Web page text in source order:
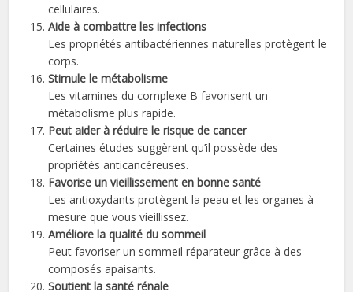
cellulaires.
Aide à combattre les infections
Les propriétés antibactériennes naturelles protègent le
corps.
Stimule le métabolisme
Les vitamines du complexe B favorisent un
métabolisme plus rapide.
Peut aider à réduire le risque de cancer
Certaines études suggèrent qu’il possède des
propriétés anticancéreuses.
Favorise un vieillissement en bonne santé
Les antioxydants protègent la peau et les organes à
mesure que vous vieillissez.
Améliore la qualité du sommeil
Peut favoriser un sommeil réparateur grâce à des
composés apaisants.
Soutient la santé rénale